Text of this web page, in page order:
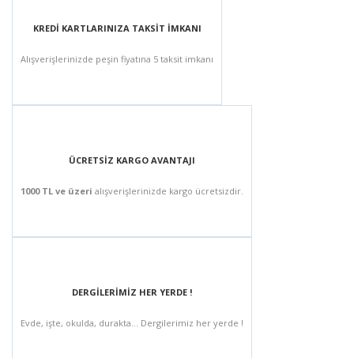
KREDİ KARTLARINIZA TAKSİT İMKANI
Alışverişlerinizde peşin fiyatına 5 taksit imkanı
ÜCRETSİZ KARGO AVANTAJI
1000 TL ve üzeri alışverişlerinizde kargo ücretsizdir.
DERGİLERİMİZ HER YERDE !
Evde, işte, okulda, durakta... Dergilerimiz her yerde !